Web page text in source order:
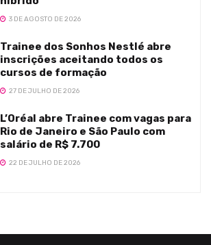
3 DE AGOSTO DE 2026
Trainee dos Sonhos Nestlé abre
inscrições aceitando todos os
cursos de formação
27 DE JULHO DE 2026
L’Oréal abre Trainee com vagas para
Rio de Janeiro e São Paulo com
salário de R$ 7.700
22 DE JULHO DE 2026